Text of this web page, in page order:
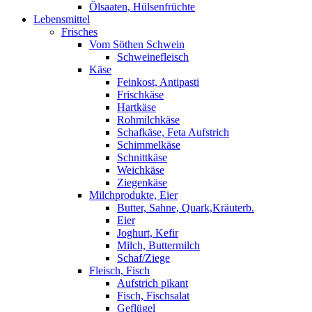
Ölsaaten, Hülsenfrüchte
Lebensmittel
Frisches
Vom Söthen Schwein
Schweinefleisch
Käse
Feinkost, Antipasti
Frischkäse
Hartkäse
Rohmilchkäse
Schafkäse, Feta Aufstrich
Schimmelkäse
Schnittkäse
Weichkäse
Ziegenkäse
Milchprodukte, Eier
Butter, Sahne, Quark,Kräuterb.
Eier
Joghurt, Kefir
Milch, Buttermilch
Schaf/Ziege
Fleisch, Fisch
Aufstrich pikant
Fisch, Fischsalat
Geflügel